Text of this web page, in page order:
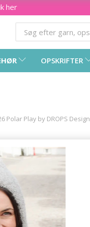
her
OPSKRIFTER
Polar Play by DROPS Design